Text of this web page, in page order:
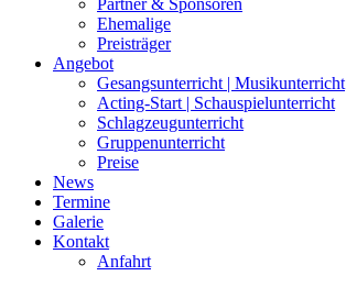
Partner & Sponsoren
Ehemalige
Preisträger
Angebot
Gesangsunterricht | Musikunterricht
Acting-Start | Schauspielunterricht
Schlagzeugunterricht
Gruppenunterricht
Preise
News
Termine
Galerie
Kontakt
Anfahrt